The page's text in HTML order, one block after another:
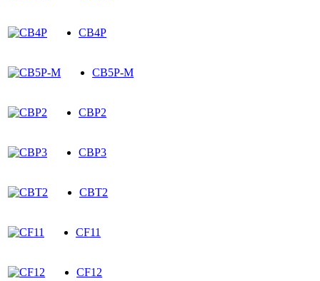
CB4P
CB5P-M
CBP2
CBP3
CBT2
CF11
CF12